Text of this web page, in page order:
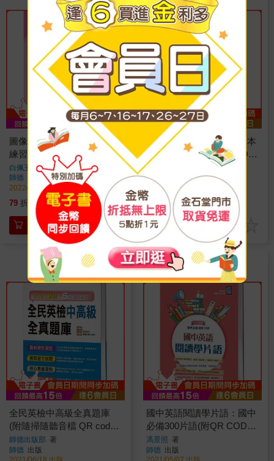
圖像KK音標快學：KK音標
練習本(第二版)(附QR
CODE音檔隨掃即聽)
白佩玉
著
師德
2022/08/26 出版
79 折 特價 142 元
加入購物車
全民英檢初級寫作口說一本
通(附外師示範口說答題QR
CODE音檔)
杜哲宏
師德
2022/07/21 出版
79 折 特價 252 元
加入購物車
全民英檢中高級全真題庫
(附隨掃隨聽音檔 QR code)
(2021新制)
師德出版部 著
師德 出版
國中英語閱讀學片語：國中
必備300片語(附QR CODE
隨掃隨聽音檔)
馮景照 著
師德 出版